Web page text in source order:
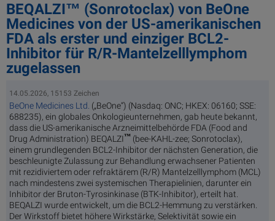
BEQALZI™ (Sonrotoclax) von BeOne
Medicines von der US-amerikanischen
FDA als erster und einziger BCL2-
Inhibitor für R/R-Mantelzelllymphom
zugelassen
14.05.2026, 15153 Zeichen
BeOne Medicines Ltd. („BeOne“) (Nasdaq: ONC; HKEX: 06160; SSE:
688235), ein globales Onkologieunternehmen, gab heute bekannt,
dass die US-amerikanische Arzneimittelbehörde FDA (Food and
Drug Administration) BEQALZI™ (bee-KAHL-zee; Sonrotoclax),
einem grundlegenden BCL2-Inhibitor der nächsten Generation, die
beschleunigte Zulassung zur Behandlung erwachsener Patienten
mit rezidiviertem oder refraktärem (R/R) Mantelzelllymphom (MCL)
nach mindestens zwei systemischen Therapielinien, darunter ein
Inhibitor der Bruton-Tyrosinkinase (BTK-Inhibitor), erteilt hat.
BEQALZI wurde entwickelt, um die BCL2-Hemmung zu verstärken.
Der Wirkstoff bietet höhere Wirkstärke, Selektivität sowie ein